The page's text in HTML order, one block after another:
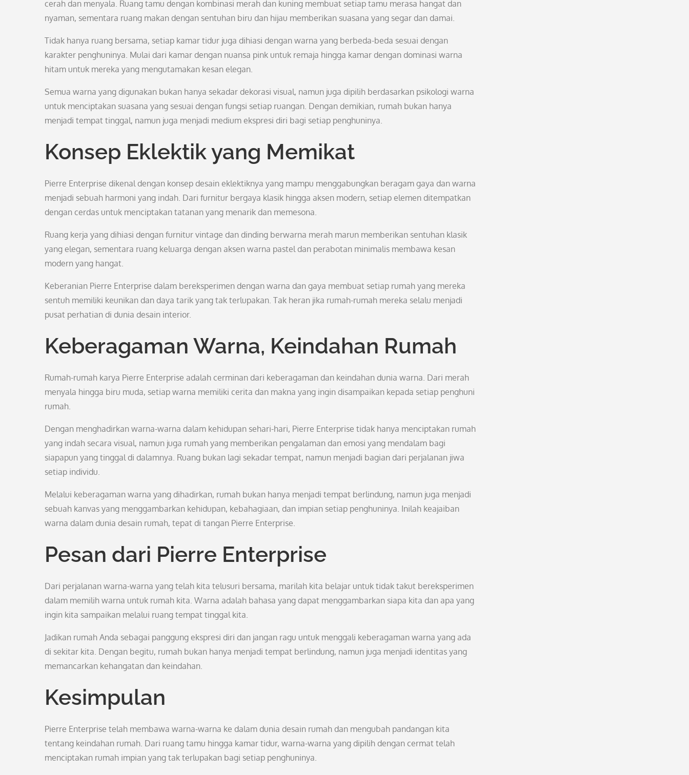
cerah dan menyala. Ruang tamu dengan kombinasi merah dan kuning membuat setiap tamu merasa hangat dan
nyaman, sementara ruang makan dengan sentuhan biru dan hijau memberikan suasana yang segar dan damai.
Tidak hanya ruang bersama, setiap kamar tidur juga dihiasi dengan warna yang berbeda-beda sesuai dengan
karakter penghuninya. Mulai dari kamar dengan nuansa pink untuk remaja hingga kamar dengan dominasi warna
hitam untuk mereka yang mengutamakan kesan elegan.
Semua warna yang digunakan bukan hanya sekadar dekorasi visual, namun juga dipilih berdasarkan psikologi warna
untuk menciptakan suasana yang sesuai dengan fungsi setiap ruangan. Dengan demikian, rumah bukan hanya
menjadi tempat tinggal, namun juga menjadi medium ekspresi diri bagi setiap penghuninya.
Konsep Eklektik yang Memikat
Pierre Enterprise dikenal dengan konsep desain eklektiknya yang mampu menggabungkan beragam gaya dan warna
menjadi sebuah harmoni yang indah. Dari furnitur bergaya klasik hingga aksen modern, setiap elemen ditempatkan
dengan cerdas untuk menciptakan tatanan yang menarik dan memesona.
Ruang kerja yang dihiasi dengan furnitur vintage dan dinding berwarna merah marun memberikan sentuhan klasik
yang elegan, sementara ruang keluarga dengan aksen warna pastel dan perabotan minimalis membawa kesan
modern yang hangat.
Keberanian Pierre Enterprise dalam bereksperimen dengan warna dan gaya membuat setiap rumah yang mereka
sentuh memiliki keunikan dan daya tarik yang tak terlupakan. Tak heran jika rumah-rumah mereka selalu menjadi
pusat perhatian di dunia desain interior.
Keberagaman Warna, Keindahan Rumah
Rumah-rumah karya Pierre Enterprise adalah cerminan dari keberagaman dan keindahan dunia warna. Dari merah
menyala hingga biru muda, setiap warna memiliki cerita dan makna yang ingin disampaikan kepada setiap penghuni
rumah.
Dengan menghadirkan warna-warna dalam kehidupan sehari-hari, Pierre Enterprise tidak hanya menciptakan rumah
yang indah secara visual, namun juga rumah yang memberikan pengalaman dan emosi yang mendalam bagi
siapapun yang tinggal di dalamnya. Ruang bukan lagi sekadar tempat, namun menjadi bagian dari perjalanan jiwa
setiap individu.
Melalui keberagaman warna yang dihadirkan, rumah bukan hanya menjadi tempat berlindung, namun juga menjadi
sebuah kanvas yang menggambarkan kehidupan, kebahagiaan, dan impian setiap penghuninya. Inilah keajaiban
warna dalam dunia desain rumah, tepat di tangan Pierre Enterprise.
Pesan dari Pierre Enterprise
Dari perjalanan warna-warna yang telah kita telusuri bersama, marilah kita belajar untuk tidak takut bereksperimen
dalam memilih warna untuk rumah kita. Warna adalah bahasa yang dapat menggambarkan siapa kita dan apa yang
ingin kita sampaikan melalui ruang tempat tinggal kita.
Jadikan rumah Anda sebagai panggung ekspresi diri dan jangan ragu untuk menggali keberagaman warna yang ada
di sekitar kita. Dengan begitu, rumah bukan hanya menjadi tempat berlindung, namun juga menjadi identitas yang
memancarkan kehangatan dan keindahan.
Kesimpulan
Pierre Enterprise telah membawa warna-warna ke dalam dunia desain rumah dan mengubah pandangan kita
tentang keindahan rumah. Dari ruang tamu hingga kamar tidur, warna-warna yang dipilih dengan cermat telah
menciptakan rumah impian yang tak terlupakan bagi setiap penghuninya.